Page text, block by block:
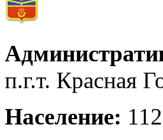
п.г.т. Красная
Население: